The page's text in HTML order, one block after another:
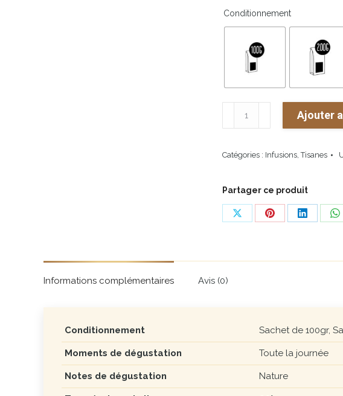
Conditionnement
de
Ajouter
Catégories : Infusions,Tisanes
Partager ce produit
Share
Share
Share
Informations complémentaires Avis (0)
Conditionnement Sachet de 100gr,
Moments de dégustation Toute la journée
Notes de dégustation Nature